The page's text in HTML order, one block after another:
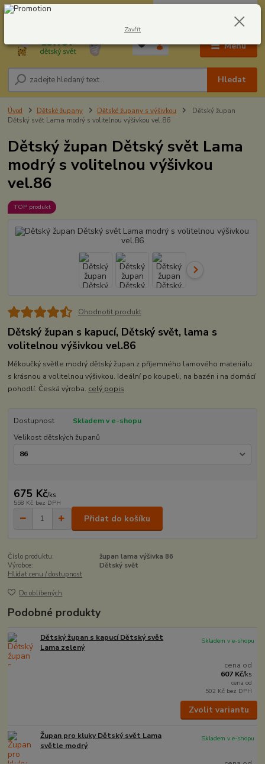
Menu
Hledat
604278943 0,00 Kč
Úvod Dětské župany Dětské župany s výšivkou
Dětský župan
Dětský svět Lama modrý s volitelnou výšivkou vel.86
Dětský župan Dětský svět Lama
modrý s volitelnou výšivkou
vel.86
TOP produkt
Ohodnotit produkt
Dětský župan s kapucí, Dětský svět, lama s
volitelnou výšivkou vel.86
Měkoučký světle modrý dětský župan z příjemného lamového materiálu
s krásnou a volitelnou výšivkou. Ideální po koupeli, na bazén i na domácí
pohodlí. Česká výroba. celý popis
Dostupnost
Skladem v e-shopu
Velikost dětských županů
675 Kč/ks
558 Kč bez DPH
Přidat do košíku
Číslo produktu:
župan lama výšivka 86
Výrobce:
Dětský svět
Hlídat cenu / dostupnost
Do oblíbených
Podobné produkty
Dětský župan s kapucí Dětský svět
Lama zelený
cena od
607 Kč/ks
cena od
502 Kč bez DPH
Skladem v e-shopu
Zvolit variantu
Župan pro kluky Dětský svět Lama
světle modrý
Skladem v e-shopu
Zavřít